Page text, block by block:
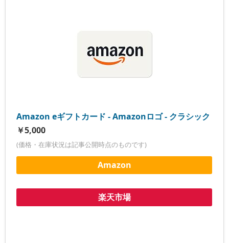
Amazon eギフトカード - Amazonロゴ - クラシック
￥5,000
(価格・在庫状況は記事公開時点のものです)
Amazon
楽天市場